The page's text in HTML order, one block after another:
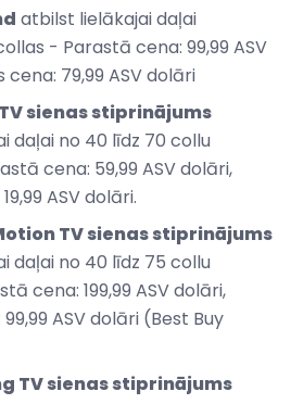
atbilst lielākajai daļai
- Parastā cena: 99,99 ASV
79,99 ASV dolāri
sienas stiprinājums
daļai no 40 līdz 70 collu
cena: 59,99 ASV dolāri,
ASV dolāri.
TV sienas stiprinājums
daļai no 40 līdz 75 collu
cena: 199,99 ASV dolāri,
ASV dolāri (Best Buy
TV sienas stiprinājums